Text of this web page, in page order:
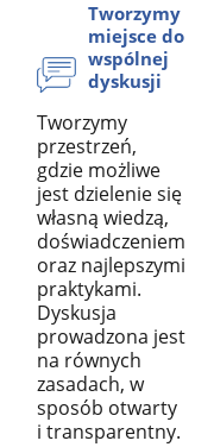
Tworzymy
miejsce do
wspólnej
dyskusji
Tworzymy
przestrzeń,
gdzie możliwe
jest dzielenie się
własną wiedzą,
doświadczeniem
oraz najlepszymi
praktykami.
Dyskusja
prowadzona jest
na równych
zasadach, w
sposób otwarty
i transparentny.